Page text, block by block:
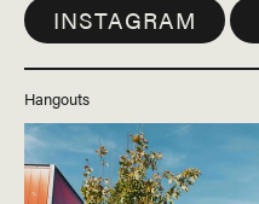
INSTAGRAM
Hangouts